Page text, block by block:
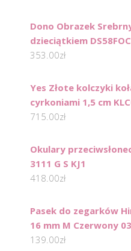
Dono Obrazek
dzieciątkiem
353.00zł
Yes Złote kolczyki
cyrkoniami 1,5 cm
715.00zł
Okulary
3111 G S KJ1
418.00zł
Pasek do zegarków
16 mm M Czerwony
139.00zł